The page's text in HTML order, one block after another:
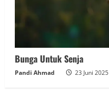
Bunga Untuk Senja
Pandi Ahmad 23 Juni 2025